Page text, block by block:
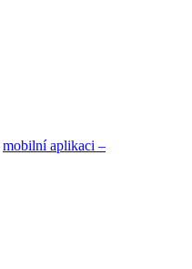
mobilní aplikaci –